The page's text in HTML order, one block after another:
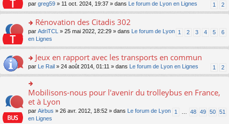
ult
er
le
m
e
s
a
g
e
n
o
n
le
1 2
par greg59 » 11 oct. 2024, 19:37 » dans Le forum de Lyon en Lignes
o
n
s
er
le
m
e
s
s
g
Rénovation des Citadis 302
1 2 3 4 5 6
par AdriTCL » 25 mai 2022, 22:29 » dans
Le forum de Lyon
en Lignes
o
n
s
ult
er
le
m
e
Jeux en rapport avec les transports en commun
1 2
par Le Rail » 24 août 2014, 01:11 » dans Le forum de Lyon en Lignes
o
n
ult
Mobilisons-nous pour l'avenir du trolleybus en France,
et à Lyon
1 48 49 50 51
par Airbus » 26 avr. 2012, 18:52 » dans
Le forum de Lyon
en Lignes